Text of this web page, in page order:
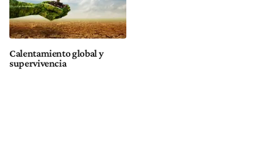
Calentamiento global y
supervivencia